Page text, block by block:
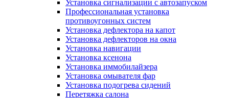
Установка сигнализации с автозапуском
Профессиональная установка
противоугонных систем
Установка дефлектора на капот
Установка дефлекторов на окна
Установка навигации
Установка ксенона
Установка иммобилайзера
Установка омывателя фар
Установка подогрева сидений
Перетяжка салона